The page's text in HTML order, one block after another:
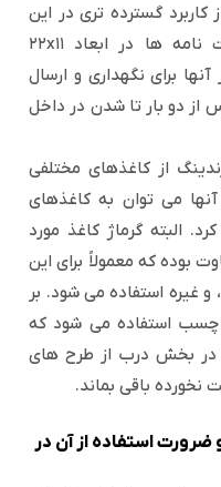
کاربرد گسترده تری در این
ها در ابعاد ۱۱
x۲۲
برای نگهداری و ارسال
از دو بار تا شدن در داخل
از کاغذهای مختلفی
می توان به کاغذهای
البته گرماژ کاغذ مورد
بوده که معمولاً برای این
۸۰، ۱۰۰، ۱۲۰، و غیره استفاده می شود. بر
چسب استفاده می شود که
بخش درب از طرح های
باقی بماند.
استفاده از آن در